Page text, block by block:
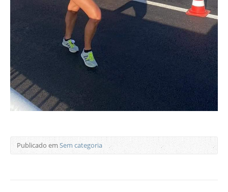
Publicado emSem categoria